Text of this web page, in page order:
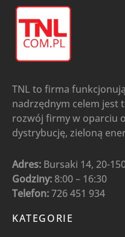
TNL to firma
nadrzędnym celem jest
rozwój firmy w oparciu
dystrybucję, zieloną
Adres: Bursaki 14, 20-
Godziny: 8:00 – 16:30
Telefon:726 451 934
KATEGORIE